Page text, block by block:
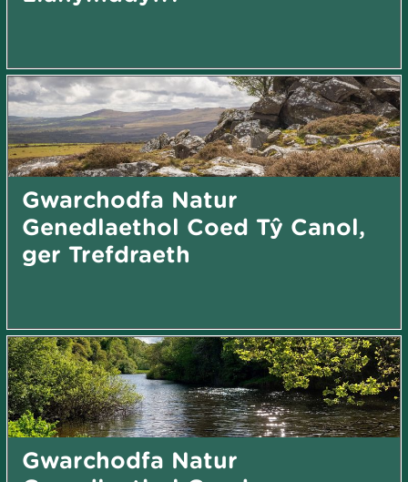
Gwarchodfa Natur
Genedlaethol Coed Tŷ Canol,
ger Trefdraeth
Gwarchodfa Natur